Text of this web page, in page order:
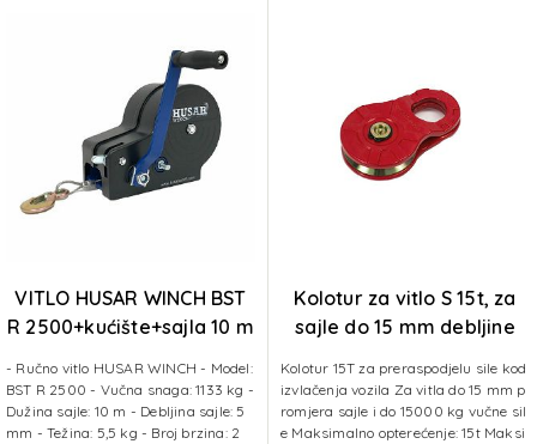
VITLO HUSAR WINCH BST
R 2500+kućište+sajla 10 m
- Ručno vitlo HUSAR WINCH - Model:
BST R 2500 - Vučna snaga: 1133 kg -
Dužina sajle: 10 m - Debljina sajle: 5
mm - Težina: 5,5 kg - Broj brzina: 2
Kolotur za vitlo S 15t, za
sajle do 15 mm debljine
Kolotur 15T za preraspodjelu sile kod
izvlačenja vozila Za vitla do 15 mm p
romjera sajle i do 15000 kg vučne sil
e Maksimalno opterećenje: 15t Maksi